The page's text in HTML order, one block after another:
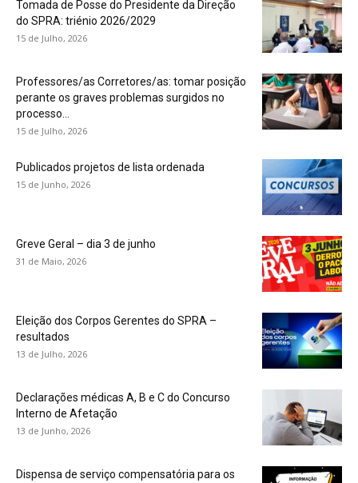
Tomada de Posse do Presidente da Direção
do SPRA: triénio 2026/2029
15 de Julho, 2026
Professores/as Corretores/as: tomar posição
perante os graves problemas surgidos no
processo...
15 de Julho, 2026
Publicados projetos de lista ordenada
15 de Junho, 2026
Greve Geral – dia 3 de junho
31 de Maio, 2026
Eleição dos Corpos Gerentes do SPRA –
resultados
13 de Julho, 2026
Declarações médicas A, B e C do Concurso
Interno de Afetação
13 de Junho, 2026
Dispensa de serviço compensatória para os